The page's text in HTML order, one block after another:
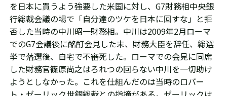
を日本に買うよう強要した米国 に対し、G7財務相中央銀
行総裁会議の場で 「自分達のツケを日本に回すな」と拒
否した当時の中川昭一財務相。中川は2009年2月ローマ
でのG7会議後に酩酊会見した末、財務大臣を辞任、総選
挙で落選後、自宅で不審死した。ローマでの会見に同席
した財務官篠原尚之はろれつの回らない中川を一切助け
ようとしなかった。これを仕組んだのは当時のロバー